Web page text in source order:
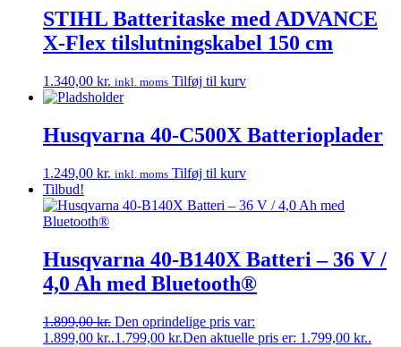
STIHL Batteritaske med ADVANCE
X-Flex tilslutningskabel 150 cm
1.340,00 kr. inkl. moms Tilføj til kurv
Husqvarna 40-C500X Batterioplader
1.249,00 kr. inkl. moms Tilføj til kurv
Tilbud!
Husqvarna 40-B140X Batteri – 36 V /
4,0 Ah med Bluetooth®
1.899,00kr. Den oprindelige pris var:
1.899,00 kr..1.799,00 kr.Den aktuelle pris er: 1.799,00 kr..